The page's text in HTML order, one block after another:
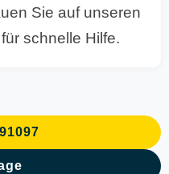
Sie auf unseren
schnelle Hilfe.